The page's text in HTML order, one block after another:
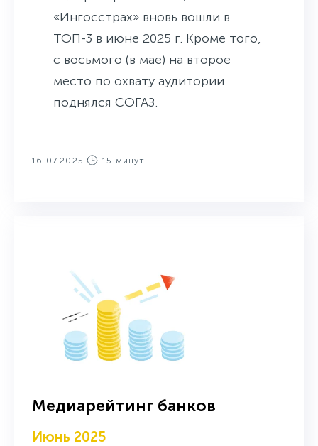
«Ингосстрах» вновь вошли в
ТОП-3 в июне 2025 г. Кроме того,
с восьмого (в мае) на второе
место по охвату аудитории
поднялся СОГАЗ.
16.07.2025 15 минут
Медиарейтинг банков
Июнь 2025